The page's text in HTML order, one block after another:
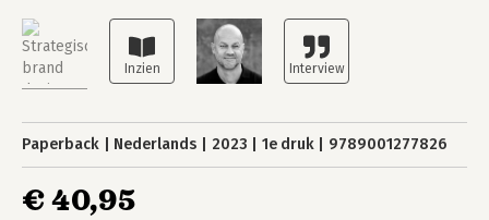
Paperback Nederlands 2023 1e druk 9789001277826
€ 40,95